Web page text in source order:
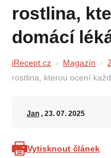
rostlina,
domácí
iRecept.cz Magazín
rostlina, kterou ocení
Jan , 23. 07. 2025
Vytisknout článek